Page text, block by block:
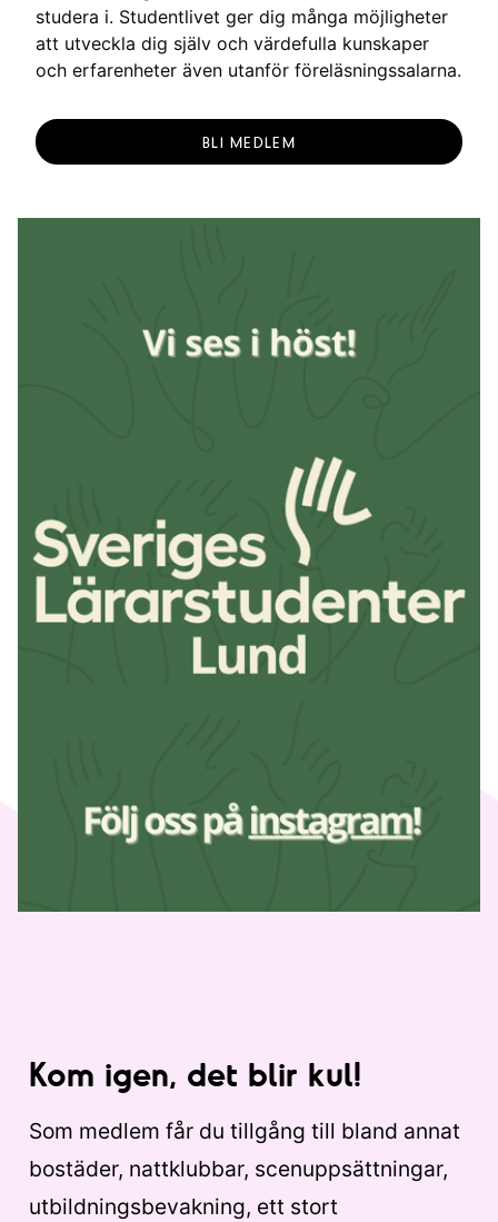
studera i. Studentlivet ger dig många möjligheter
att utveckla dig själv och värdefulla kunskaper
och erfarenheter även utanför föreläsningssalarna.
BLI MEDLEM
Kom igen, det blir kul!
Som medlem får du tillgång till bland annat
bostäder, nattklubbar, scenuppsättningar,
utbildningsbevakning, ett stort